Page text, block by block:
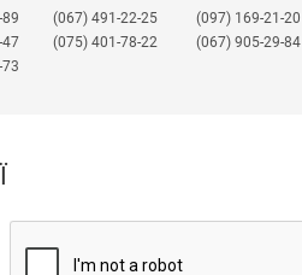
47
(067) 491-22-25
(075) 401-78-22
​(097) 169-21-20
(067) 905-29-84